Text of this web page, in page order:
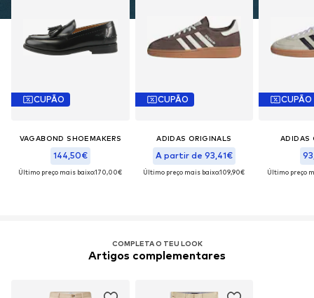
CUPÃO
VAGABOND SHOEMAKERS
144,50€
Último preço mais baixo:170,00€
CUPÃO
ADIDAS ORIGINALS
A partir de 93,41€
Último preço mais baixo:109,90€
CUPÃO
ADIDAS
Último preço
COMPLETA O TEU LOOK
Artigos complementares